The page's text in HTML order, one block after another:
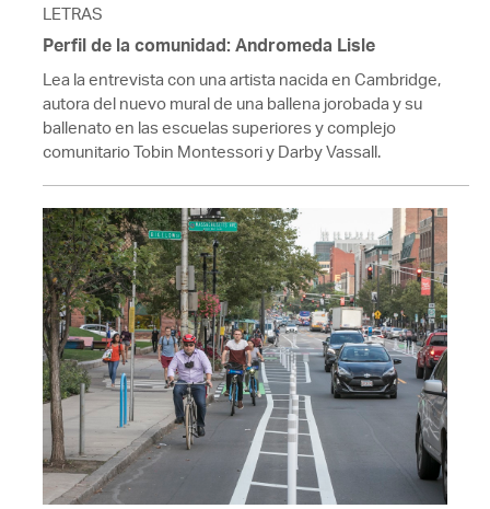
LETRAS
Perfil de la comunidad: Andromeda Lisle
Lea la entrevista con una artista nacida en Cambridge,
autora del nuevo mural de una ballena jorobada y su
ballenato en las escuelas superiores y complejo
comunitario Tobin Montessori y Darby Vassall.